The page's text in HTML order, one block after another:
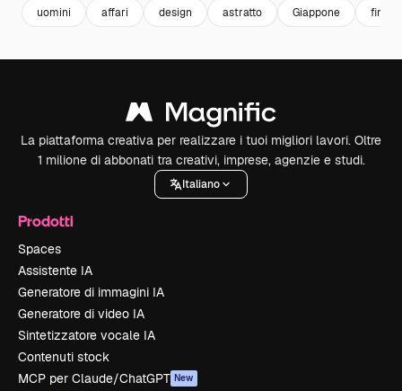
uomini affari design astratto Giappone
La piattaforma creativa per realizzare i tuoi migliori lavori. Oltre
1 milione di abbonati tra creativi, imprese, agenzie e studi.
Italiano
Prodotti
Spaces
Assistente IA
Generatore di immagini IA
Generatore di video IA
Sintetizzatore vocale IA
Contenuti stock
MCP per Claude/ChatGPT New